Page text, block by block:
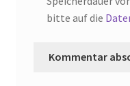
bitte auf die